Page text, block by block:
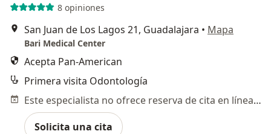
8 opiniones
San Juan de Los Lagos 21, Guadalajara • Mapa
Bari Medical Center
Acepta Pan-American
Primera visita Odontología
Este especialista no ofrece reserva de cita en línea en esta dirección.
Solicita una cita